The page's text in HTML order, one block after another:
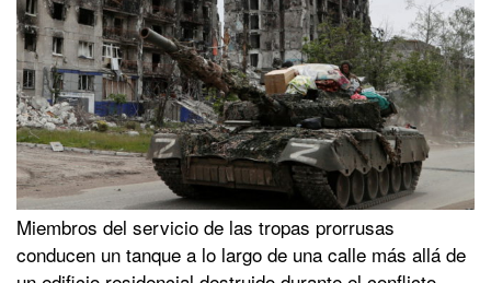
Miembros del servicio de las tropas prorrusas
conducen un tanque a lo largo de una calle más allá de